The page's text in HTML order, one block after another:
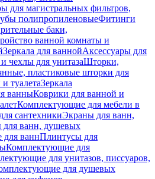
для магистральных фильтров,
полипропиленовыеФитинги
баки,
ванной комнаты и
Зеркала для ваннойАксессуары для
чехлы для унитазаШторки,
пластиковые шторки для
туалетаЗеркала
ванныКоврики для ванной и
Комплектующие для мебели в
сантехникиЭкраны для ванн,
ванн, душевых
ваннПлинтусы для
Комплектующие для
для унитазов, писсуаров,
для душевых